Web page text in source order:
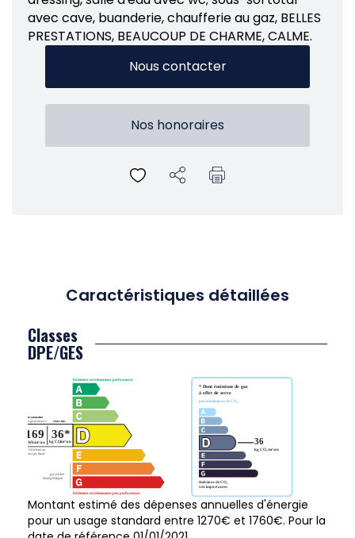
avec cave, buanderie, chaufferie au gaz, BELLES
PRESTATIONS, BEAUCOUP DE CHARME, CALME.
Nous contacter
Nos honoraires
Caractéristiques détaillées
Classes
DPE/GES
Montant estimé des dépenses annuelles d'énergie
pour un usage standard entre 1270€ et 1760€. Pour la